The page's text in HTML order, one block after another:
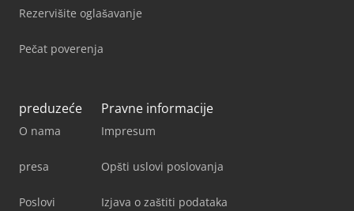
Rezervišite oglašavanje
Pečat poverenja
preduzeće
O nama
presa
Poslovi
Pravne informacije
Impresum
Opšti uslovi poslovanja
Izjava o zaštiti podataka